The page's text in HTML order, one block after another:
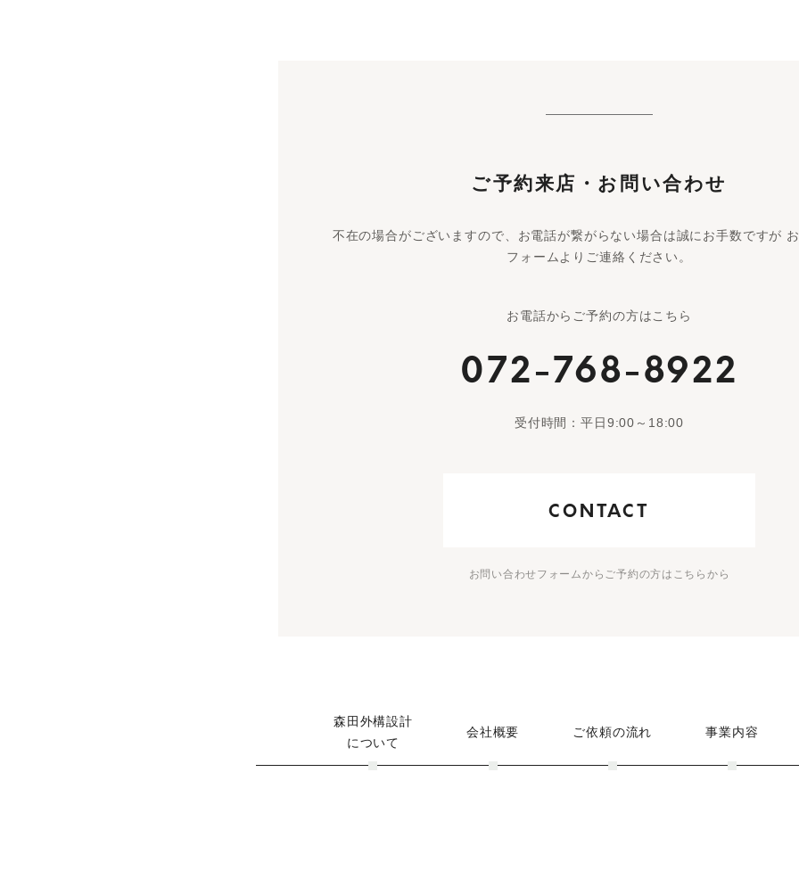
ご予約来店・お問い合わせ
不在の場合がございますので、お電話が繋がらない場合は誠にお手数ですが
フォームよりご連絡ください。
お電話からご予約の方はこちら
072-768-8922
受付時間：平日9:00～18:00
CONTACT
お問い合わせフォームからご予約の方はこちらから
森田外構設計
について
会社概要 ご依頼の流れ 事業内容